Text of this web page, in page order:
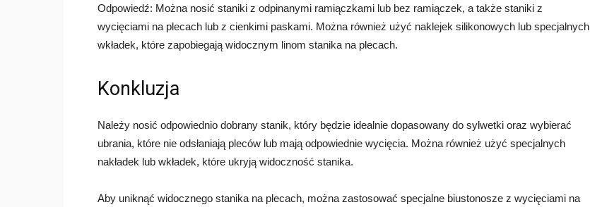
Odpowiedź: Można nosić staniki z odpinanymi ramiączkami lub bez ramiączek, a także staniki z
wycięciami na plecach lub z cienkimi paskami. Można również użyć naklejek silikonowych lub specjalnych
wkładek, które zapobiegają widocznym linom stanika na plecach.
Konkluzja
Należy nosić odpowiednio dobrany stanik, który będzie idealnie dopasowany do sylwetki oraz wybierać
ubrania, które nie odsłaniają pleców lub mają odpowiednie wycięcia. Można również użyć specjalnych
nakładek lub wkładek, które ukryją widoczność stanika.
Aby uniknąć widocznego stanika na plecach, można zastosować specjalne biustonosze z wycięciami na